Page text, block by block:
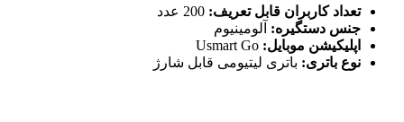
تعداد کاربران قابل تعریف:
جنس دستگیره: آلومینیوم
اپلیکیشن موبایل: Usmart Go
نوع باتری: باتری لیتیومی قابل شارژ